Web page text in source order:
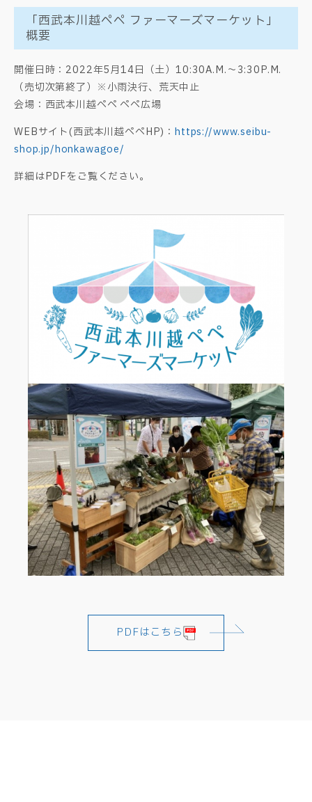
「西武本川越ペペ ファーマーズマーケット」
概要
開催日時：2022年5月14日（土）10:30A.M.～3:30P.M.
（売切次第終了）※小雨決行、荒天中止
会場：西武本川越ペペ ペペ広場
WEBサイト(西武本川越ぺぺHP)：https://www.seibu-
shop.jp/honkawagoe/
詳細はPDFをご覧ください。
PDFはこちら